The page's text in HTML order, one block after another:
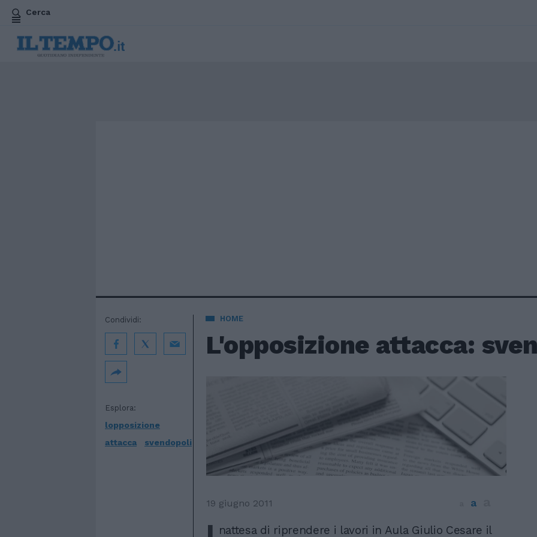
Cerca
HOME
L'opposizione attacca:
Esplora:
lopposizione
attacca
svendopoli
Condividi:
19 giugno 2011 a
nattesa di riprendere i lavori in Aula Giulio Cesare il